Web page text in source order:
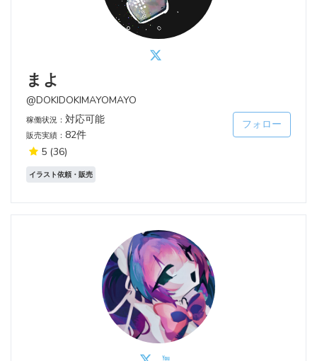
まよ
@DOKIDOKIMAYOMAYO
稼働状況： 対応可能
販売実績： 82件
5 (36)
フォロー
イラスト依頼・販売